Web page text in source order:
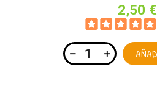
2,50 €